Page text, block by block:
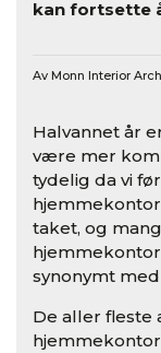
kan fortsette
Av Monn Interior
Halvannet år
være mer
tydelig da vi
taket, og
synonymt
De aller fleste